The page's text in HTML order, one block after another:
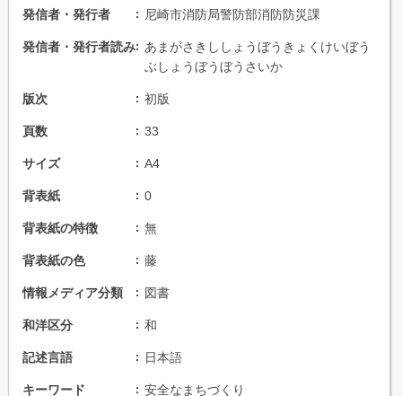
発信者・発行者 尼崎市消防局警防部消防防災課
発信者・発行者読み
あまがさきししょうぼうきょくけいぼう
ぶしょうぼうぼうさいか
版次 初版
頁数 33
サイズ A4
背表紙 0
背表紙の特徴 無
背表紙の色 藤
情報メディア分類 図書
和洋区分 和
記述言語 日本語
キーワード 安全なまちづくり